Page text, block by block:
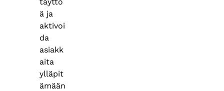
ä ja
aktivoi
da
asiakk
aita
ylläpit
ämään